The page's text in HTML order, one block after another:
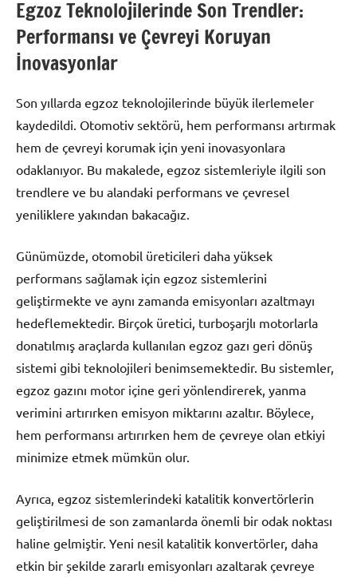
Egzoz Teknolojilerinde Son Trendler:
Performansı ve Çevreyi Koruyan
İnovasyonlar
Son yıllarda egzoz teknolojilerinde büyük ilerlemeler
kaydedildi. Otomotiv sektörü, hem performansı artırmak
hem de çevreyi korumak için yeni inovasyonlara
odaklanıyor. Bu makalede, egzoz sistemleriyle ilgili son
trendlere ve bu alandaki performans ve çevresel
yeniliklere yakından bakacağız.
Günümüzde, otomobil üreticileri daha yüksek
performans sağlamak için egzoz sistemlerini
geliştirmekte ve aynı zamanda emisyonları azaltmayı
hedeflemektedir. Birçok üretici, turboşarjlı motorlarla
donatılmış araçlarda kullanılan egzoz gazı geri dönüş
sistemi gibi teknolojileri benimsemektedir. Bu sistemler,
egzoz gazını motor içine geri yönlendirerek, yanma
verimini artırırken emisyon miktarını azaltır. Böylece,
hem performansı artırırken hem de çevreye olan etkiyi
minimize etmek mümkün olur.
Ayrıca, egzoz sistemlerindeki katalitik konvertörlerin
geliştirilmesi de son zamanlarda önemli bir odak noktası
haline gelmiştir. Yeni nesil katalitik konvertörler, daha
etkin bir şekilde zararlı emisyonları azaltarak çevreye